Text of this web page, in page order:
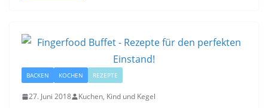
BACKEN KOCHEN REZEPTE
27. Juni 2018 Kuchen, Kind und Kegel